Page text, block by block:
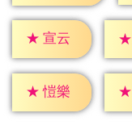
★ 宣云 ★
★ 愷樂 ★